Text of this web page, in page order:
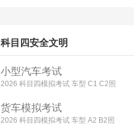
科目四安全文明
小型汽车考试
2026 科目四模拟考试 车型 C1 C2照
货车模拟考试
2026 科目四模拟考试 车型 A2 B2照